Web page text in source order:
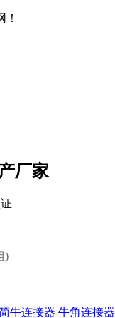
厂家
)
牛连接器 牛角连接器